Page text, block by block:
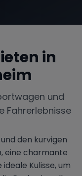
in
und
Fahrerlebnisse
den kurvigen
eine charmante
Kulisse, um